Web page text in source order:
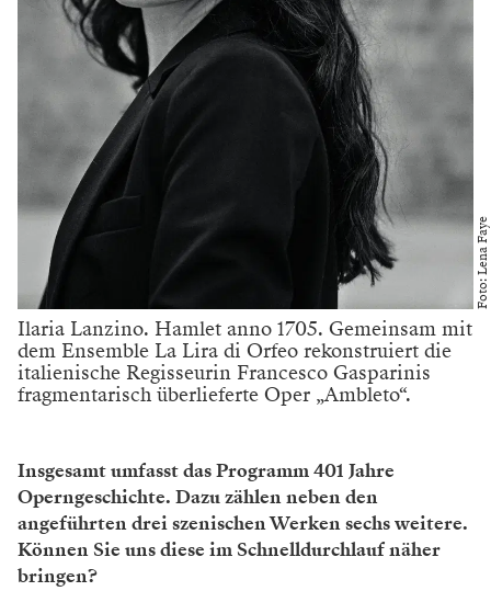
Foto: Lena Faye
Ilaria Lanzino. Hamlet anno 1705. Gemeinsam mit
dem Ensemble La Lira di Orfeo rekonstruiert die
italienische Regisseurin Francesco Gasparinis
fragmentarisch überlieferte Oper „Ambleto“.
Insgesamt umfasst das Programm 401 Jahre
Operngeschichte. Dazu zählen neben den
angeführten drei szenischen Werken sechs weitere.
Können Sie uns diese im Schnelldurchlauf näher
bringen?